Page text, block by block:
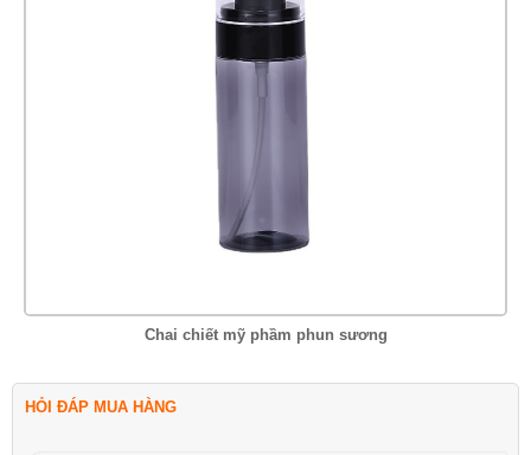
Chai chiết mỹ phầm phun sương
HỎI ĐÁP MUA HÀNG